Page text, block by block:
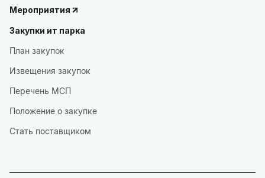
Мероприятия
Закупки ит парка
План закупок
Извещения закупок
Перечень МСП
Положение о закупке
Стать поставщиком